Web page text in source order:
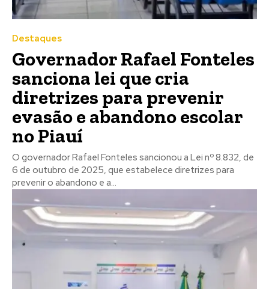
Destaques
Governador Rafael Fonteles
sanciona lei que cria
diretrizes para prevenir
evasão e abandono escolar
no Piauí
O governador Rafael Fonteles sancionou a Lei nº 8.832, de
6 de outubro de 2025, que estabelece diretrizes para
prevenir o abandono e a...